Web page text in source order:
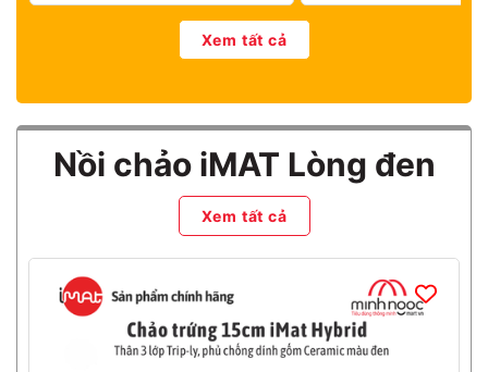
Xem tất cả
Điều kiện:
Nồi chảo iMAT Lòng đen
Xem tất cả